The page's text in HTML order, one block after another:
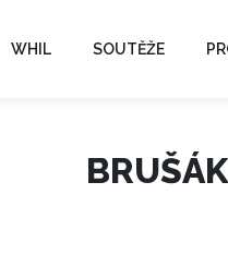
WHIL SOUTĚŽE